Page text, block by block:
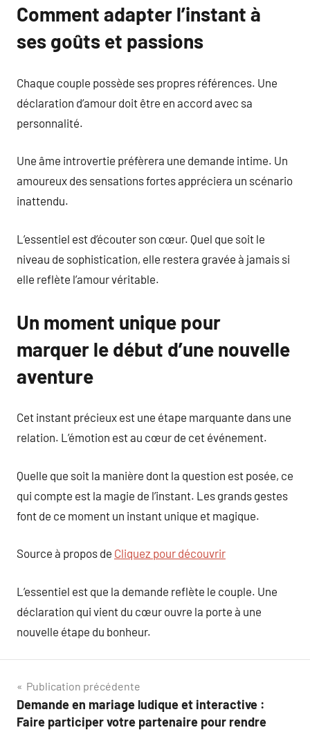
Comment adapter l’instant à
ses goûts et passions
Chaque couple possède ses propres références. Une
déclaration d’amour doit être en accord avec sa
personnalité.
Une âme introvertie préfèrera une demande intime. Un
amoureux des sensations fortes appréciera un scénario
inattendu.
L’essentiel est d’écouter son cœur. Quel que soit le
niveau de sophistication, elle restera gravée à jamais si
elle reflète l’amour véritable.
Un moment unique pour
marquer le début d’une nouvelle
aventure
Cet instant précieux est une étape marquante dans une
relation. L’émotion est au cœur de cet événement.
Quelle que soit la manière dont la question est posée, ce
qui compte est la magie de l’instant. Les grands gestes
font de ce moment un instant unique et magique.
Source à propos de Cliquez pour découvrir
L’essentiel est que la demande reflète le couple. Une
déclaration qui vient du cœur ouvre la porte à une
nouvelle étape du bonheur.
Navigation
de
Publication précédente
Demande en mariage ludique et interactive :
Faire participer votre partenaire pour rendre